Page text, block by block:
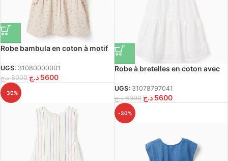
Robe bambula en coton à motif
UGS: 31080000001
8000 د.ج 5600 د.ج
Robe à bretelles en coton avec
blanc
UGS: 31078797041
8000 د.ج 5600 د.ج
-30%
-30%